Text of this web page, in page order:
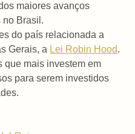
maiores avanços
no Brasil.
do país relacionada a
Gerais, a Lei Robin Hood.
que mais investem em
para serem investidos